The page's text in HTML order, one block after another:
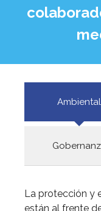
Ambiental
La protección y
están al frente